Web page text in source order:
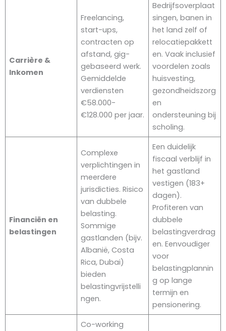
Carrière &
Inkomen
Freelancing,
start-ups,
contracten op
afstand, gig-
gebaseerd werk.
Gemiddelde
verdiensten
€58.000-
€128.000 per jaar.
Bedrijfsoverplaat
singen, banen in
het land zelf of
relocatiepakkett
en. Vaak inclusief
voordelen zoals
huisvesting,
gezondheidszorg
en
ondersteuning bij
scholing.
Financiën en
belastingen
Complexe
verplichtingen in
meerdere
jurisdicties. Risico
van dubbele
belasting.
Sommige
gastlanden (bijv.
Albanië, Costa
Rica, Dubai)
bieden
belastingvrijstelli
ngen.
Een duidelijk
fiscaal verblijf in
het gastland
vestigen (183+
dagen).
Profiteren van
dubbele
belastingverdrag
en. Eenvoudiger
voor
belastingplannin
g op lange
termijn en
pensionering.
Co-working